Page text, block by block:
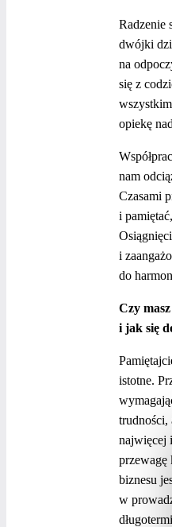
Radzenie
dwójki
na
się z
opiekę
nam
Czasami
i
i
do
Czy
i jak się
istotne.
trudności,
najwięcej
przewagę
biznesu
w